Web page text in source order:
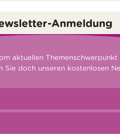
Anmeldung
aktuellen Themenschwerpunkt
Sie doch unseren kostenlosen